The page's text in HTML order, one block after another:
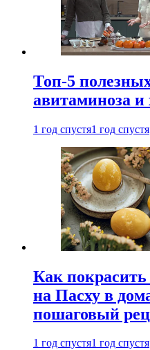
Топ-5
авитаминоза
1 год спустя1 год спустя
Как
на Пасху в
пошаговый
1 год спустя1 год спустя